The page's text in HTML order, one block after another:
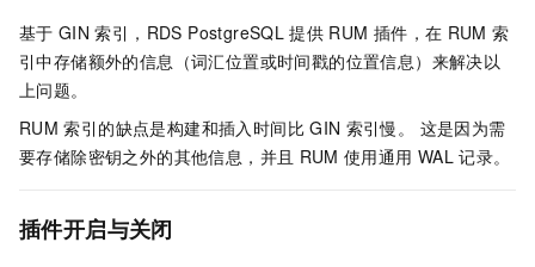
基于 GIN 索引，RDS PostgreSQL 提供 RUM 插件，在 RUM 索
引中存储额外的信息（词汇位置或时间戳的位置信息）来解决以
上问题。
RUM 索引的缺点是构建和插入时间比 GIN 索引慢。 这是因为需
要存储除密钥之外的其他信息，并且 RUM 使用通用 WAL 记录。
插件开启与关闭